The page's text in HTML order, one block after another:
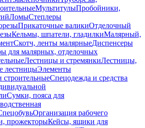
МультитулыПробойники,
ЛомыСтеплеры
Прикаточные валикиОтделочный
Кельмы, шпатели, гладилкиМалярный,
Скотч, ленты малярныеДиспенсеры
для малярных, отделочных
Лестницы и стремянкиЛестницы,
лестницыЭлементы
Спецодежда и средства
Сумки, пояса для
Организация рабочего
прожекторыКейсы, ящики для